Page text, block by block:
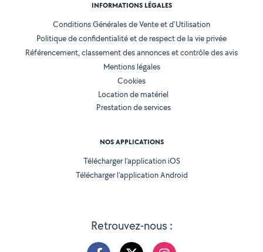
Retrouvez-nous :
INFORMATIONS LÉGALES
Conditions Générales de Vente et d'Utilisation
Politique de confidentialité et de respect de la vie privée
Référencement, classement des annonces et contrôle des avis
Mentions légales
Cookies
Location de matériel
Prestation de services
NOS APPLICATIONS
Télécharger l’application iOS
Télécharger l’application Android